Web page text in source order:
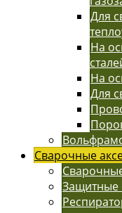
Для
На
На
Для
Сварочные
Защитные